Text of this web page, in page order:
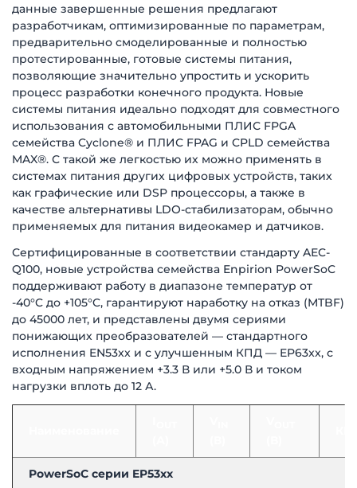
данные завершенные решения предлагают
разработчикам, оптимизированные по параметрам,
предварительно смоделированные и полностью
протестированные, готовые системы питания,
позволяющие значительно упростить и ускорить
процесс разработки конечного продукта. Новые
системы питания идеально подходят для совместного
использования с автомобильными ПЛИС FPGA
семейства Cyclone® и ПЛИС FPAG и CPLD семейства
MAX®. С такой же легкостью их можно применять в
системах питания других цифровых устройств, таких
как графические или DSP процессоры, а также в
качестве альтернативы LDO-стабилизаторам, обычно
применяемых для питания видеокамер и датчиков.
Сертифицированные в соответствии стандарту AEC-
Q100, новые устройства семейства Enpirion PowerSoC
поддерживают работу в диапазоне температур от
-40°C до +105°C, гарантируют наработку на отказ (MTBF)
до 45000 лет, и представлены двумя сериями
понижающих преобразователей — стандартного
исполнения EN53xx и с улучшенным КПД — EP63xx, с
входным напряжением +3.3 В или +5.0 В и током
нагрузки вплоть до 12 А.
PowerSoC серии EP53xx